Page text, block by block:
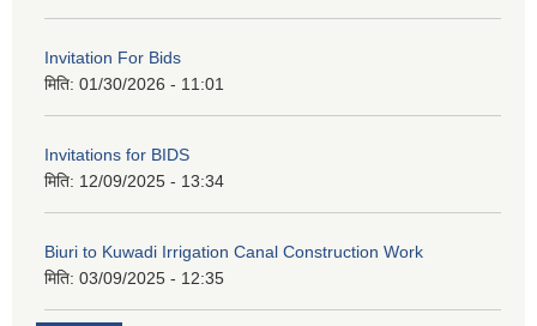
Invitation For Bids
मिति: 01/30/2026 - 11:01
Invitations for BIDS
मिति: 12/09/2025 - 13:34
Biuri to Kuwadi Irrigation Canal Construction Work
मिति: 03/09/2025 - 12:35